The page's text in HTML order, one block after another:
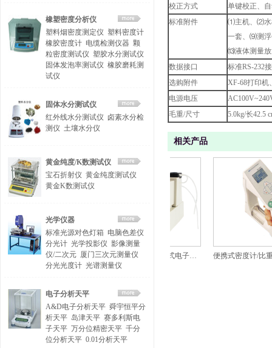
橡塑密度分析仪
塑料烟密度测定仪 塑料密度计
橡胶密度计 电缆检测仪器 颗
粒密度测试仪 塑胶水分测试仪
固体发泡率测试仪 橡胶磨耗测
试仪
固体水分测试仪
红外线水分测试仪 卤素水分检
测仪 土壤水分仪
黄金纯度/K数测试仪
宝石折射仪 黄金纯度测试仪
黄金K数测试仪
光学仪器
标准光源对色灯箱 电脑色差仪
分光计 光学投影仪 影像测量
仪/二次元 厦门三次元测量仪
分光光度计 光谱测量仪
电子分析天平
A&D电子分析天平 舜宇恒平分
析天平 岛津天平 赛多利斯电
子天平 万分位精密天平 千分
位分析天平 0.01分析天平
校正方式
单键校正、
标准附件
⑴主机、⑵水
一套、⑼测
⒀液体测量
数据接口
标准RS-232
选购附件
XF-68打印机
电源电压
毛重/尺寸
5.0kg/长42.5
相关产品
经济型橡胶塑料密度计MH-300A BHDM-YM05恒温式电子式液体密度计